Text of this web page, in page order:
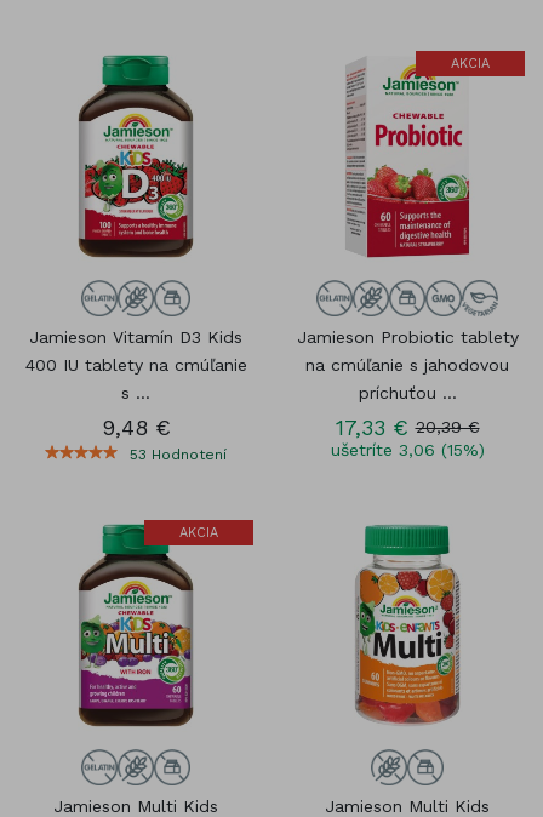
Jamieson Vitamín D3 Kids
400 IU tablety na cmúľanie
s ...
9,48 €
53 Hodnotení
AKCIA
Jamieson Probiotic tablety
na cmúľanie s jahodovou
príchuťou ...
17,33 € 20,39 €
ušetríte 3,06 (15%)
AKCIA
Jamieson Multi Kids
Jamieson Multi Kids